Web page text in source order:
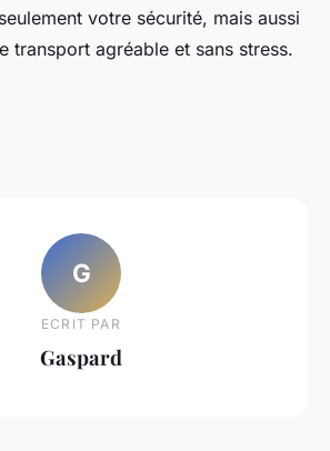
votre sécurité, mais aussi
transport agréable et sans stress.
G
ECRIT PAR
Gaspard